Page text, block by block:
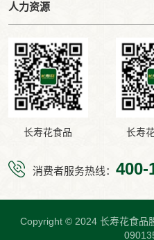
人力资源
长寿花食品 长寿
消费者服务热线： 400-
Copyright © 2024 长寿花食品